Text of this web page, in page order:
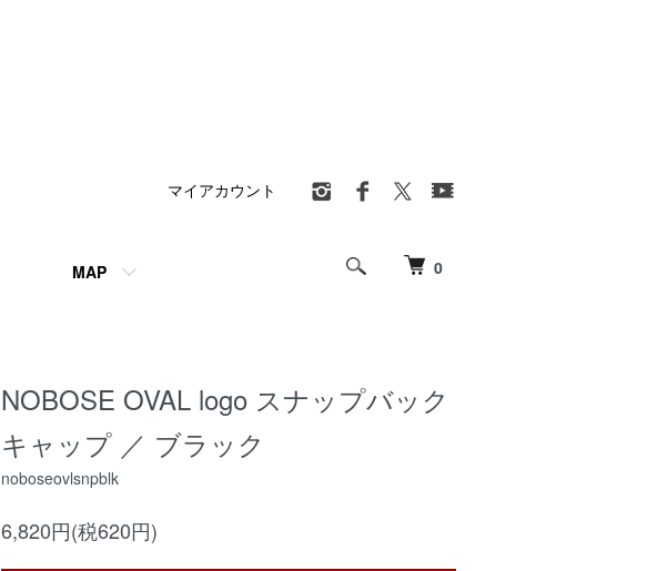
0
MAP
マイアカウント
NOBOSE OVAL logo スナップバック
キャップ ／ ブラック
noboseovlsnpblk
6,820円(税620円)